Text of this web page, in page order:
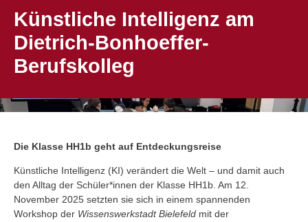
Künstliche Intelligenz am
Dietrich-Bonhoeffer-
Berufskolleg
Die Klasse HH1b geht auf Entdeckungsreise
Künstliche Intelligenz (KI) verändert die Welt – und damit auch
den Alltag der Schüler*innen der Klasse HH1b. Am 12.
November 2025 setzten sie sich in einem spannenden
Workshop der Wissenswerkstadt Bielefeld mit der